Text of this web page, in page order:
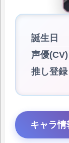
誕生日
声優(CV)
推し登録
キャラ情